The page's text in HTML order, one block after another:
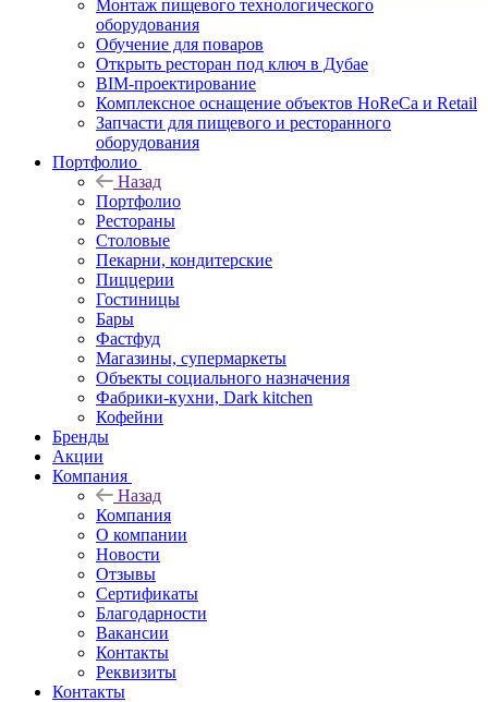
Монтаж пищевого технологического
оборудования
Обучение для поваров
Открыть ресторан под ключ в Дубае
BIM-проектирование
Комплексное оснащение объектов HoReCa и Retail
Запчасти для пищевого и ресторанного
оборудования
Портфолио
Назад
Портфолио
Рестораны
Столовые
Пекарни, кондитерские
Пиццерии
Гостиницы
Бары
Фастфуд
Магазины, супермаркеты
Объекты социального назначения
Фабрики-кухни, Dark kitchen
Кофейни
Бренды
Акции
Компания
Назад
Компания
О компании
Новости
Отзывы
Сертификаты
Благодарности
Вакансии
Контакты
Реквизиты
Контакты